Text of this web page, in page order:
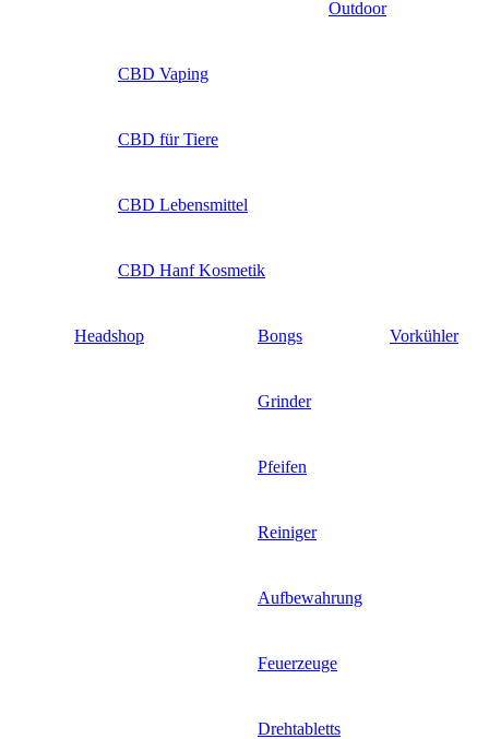
Outdoor
CBD Vaping
CBD für Tiere
CBD Lebensmittel
CBD Hanf Kosmetik
Headshop Bongs Vorkühler
Grinder
Pfeifen
Reiniger
Aufbewahrung
Feuerzeuge
Drehtabletts